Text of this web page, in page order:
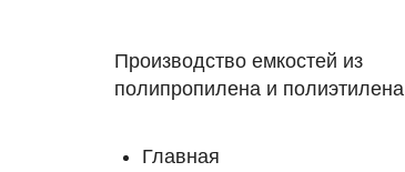
Производство емкостей из
полипропилена и полиэтилена
Главная